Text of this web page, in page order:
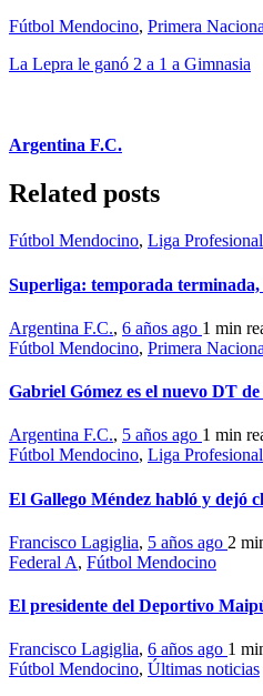
Fútbol Mendocino, Primera
La Lepra le ganó 2 a 1 a Gimnasia
Argentina F.C.
Related posts
Fútbol Mendocino, Liga Profesional
Superliga: temporada terminada,
Argentina F.C., 6 años ago 1 min
Fútbol Mendocino, Primera
Gabriel Gómez es el nuevo DT
Argentina F.C., 5 años ago 1 min
Fútbol Mendocino, Liga Profesional
El Gallego Méndez habló y dejó
Francisco Lagiglia, 5 años ago 2
Federal A, Fútbol Mendocino
El presidente del Deportivo
Francisco Lagiglia, 6 años ago 1
Fútbol Mendocino, Últimas noticias